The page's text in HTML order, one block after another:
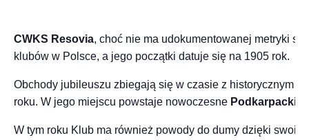
CWKS Resovia, choć nie ma udokumentowanej metryki
klubów w Polsce, a jego początki datuje się na 1905 rok.
Obchody jubileuszu zbiegają się w czasie z historycznym
roku. W jego miejscu powstaje nowoczesne Podkarpackie
W tym roku Klub ma również powody do dumy dzięki